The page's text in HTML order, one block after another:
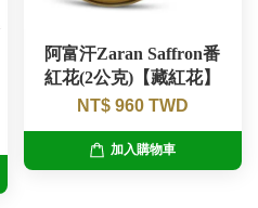
阿富汗Zaran Saffron番
紅花(2公克)【藏紅花】
NT$ 960 TWD
加入購物車